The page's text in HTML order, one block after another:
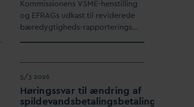
Kommissionens VSME-henstilling
og EFRAGs udkast til reviderede
bæredygtigheds-rapporterings…
5/3 2026
Høringssvar til ændring af
spildevandsbetalingsbetalingsloven